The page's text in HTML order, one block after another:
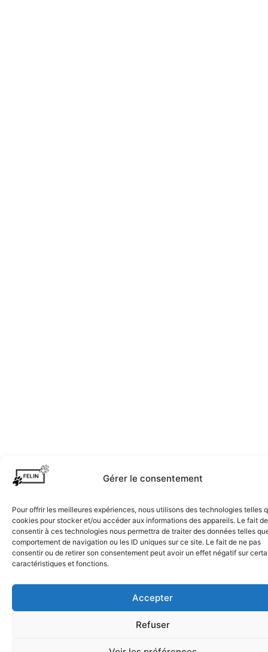
Gérer le consentement
Pour offrir les meilleures expériences, nous utilisons des technologies telles
cookies pour stocker et/ou accéder aux informations des appareils. Le fait de
consentir à ces technologies nous permettra de traiter des données telles
comportement de navigation ou les ID uniques sur ce site. Le fait de ne pas
consentir ou de retirer son consentement peut avoir un effet négatif sur
caractéristiques et fonctions.
Accepter
Refuser